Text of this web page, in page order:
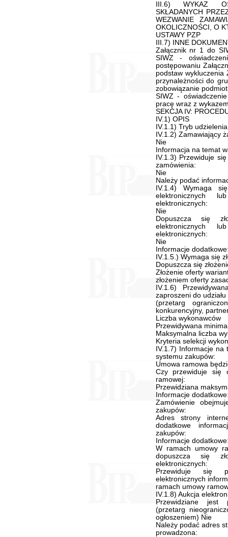
III.6) WYKAZ
SKŁADANYCH
WEZWANIE
OKOLICZNOŚCI, O
USTAWY PZP
III.7) INNE
Załącznik nr 1 do
SIWZ -
postępowaniu
podstaw
przynależności do
zobowiązanie
SIWZ -
pracę wraz z
SEKCJA IV:
IV.1) OPIS
IV.1.1) Tryb
IV.1.2) Zamawiający
Nie
Informacja na temat
IV.1.3) Przewiduje
zamówienia:
Nie
Należy podać
IV.1.4) Wymaga
elektronicznych
elektronicznych:
Nie
Dopuszcza się
elektronicznych
elektronicznych:
Nie
Informacje
IV.1.5.) Wymaga się
Dopuszcza się
Złożenie oferty
złożeniem oferty
IV.1.6)
zaproszeni do
(przetarg
konkurencyjny,
Liczba wykonawców
Przewidywana
Maksymalna liczba
Kryteria selekcji
IV.1.7) Informacje
systemu zakupów:
Umowa ramowa
Czy przewiduje się
ramowej:
Przewidziana
Informacje
Zamówienie
zakupów:
Adres strony
dodatkowe
zakupów:
Informacje
W ramach umowy
dopuszcza się
elektronicznych:
Przewiduje się
elektronicznych
ramach umowy
IV.1.8) Aukcja
Przewidziane jest
(przetarg
ogłoszeniem) Nie
Należy podać adres
prowadzona: